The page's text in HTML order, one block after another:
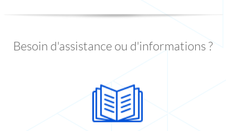
Besoin d'assistance ou d'informations ?